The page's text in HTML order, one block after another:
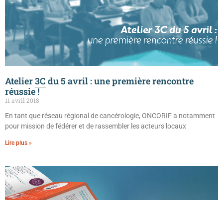
Atelier3C du 5 avril : une première rencontre
réussie !
11 avril 2018
En tant que réseau régional de cancérologie, ONCORIF a notamment
pour mission de fédérer et de rassembler les acteurs locaux
Lire plus »